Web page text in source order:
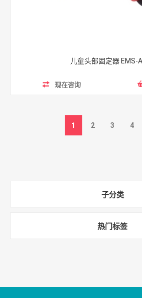
儿童头部固定器 EMS-
现在咨询
1 2 3 4
子分类
热门标签